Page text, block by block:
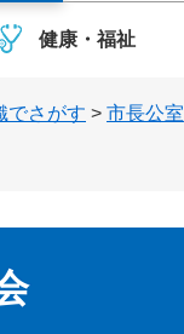
健康・福祉
でさがす > 市長公室